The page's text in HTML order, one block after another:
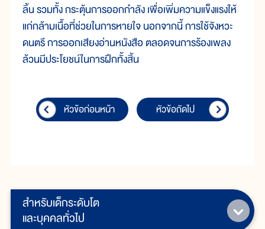
สำหรับเด็กระดับโต
และบุคคลทั่วไป
ลิ้น รวมทั้ง กระตุ้นการออกกำลัง เพื่อเพิ่มความแข็งแรงให้
แก่กล้ามเนื้อที่ช่วยในการหายใจ นอกจากนี้ การใช้จังหวะ
ดนตรี การออกเสียงอ่านหนังสือ ตลอดจนการร้องเพลง
ล้วนมีประโยชน์ในการฝึกทั้งสิ้น
หัวข้อก่อนหน้า หัวข้อถัดไป